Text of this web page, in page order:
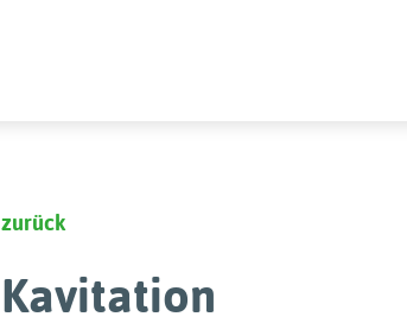
zurück
Kavitation